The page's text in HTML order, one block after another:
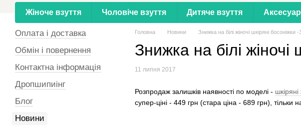
Жіноче взуття Чоловіче взуття Дитяче взуття
Головна Новини Знижка на білі жіночі шкіряні босоніжки
Знижка на білі жіночі
11 липня 2017
Розпродаж залишків наявності по моделі - шкіряні
супер-ціні - 449 грн (стара ціна - 689 грн),
Оплата і доставка
Обмін і повернення
Контактна інформація
Дропшипиінг
Блог
Новини